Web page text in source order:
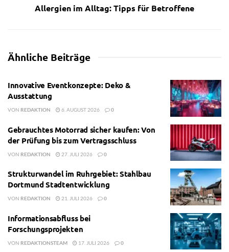
Allergien im Alltag: Tipps für Betroffene
Ähnliche Beiträge
Innovative Eventkonzepte: Deko &
Ausstattung
VON REDAKTION 6. AUGUST 2026 0
Gebrauchtes Motorrad sicher kaufen: Von
der Prüfung bis zum Vertragsschluss
VON REDAKTION 27. JULI 2026 0
Strukturwandel im Ruhrgebiet: Stahlbau
Dortmund Stadtentwicklung
VON REDAKTION 21. JULI 2026 0
Informationsabfluss bei
Forschungsprojekten
VON REDAKTIONSTEAM 17. JULI 2026 0